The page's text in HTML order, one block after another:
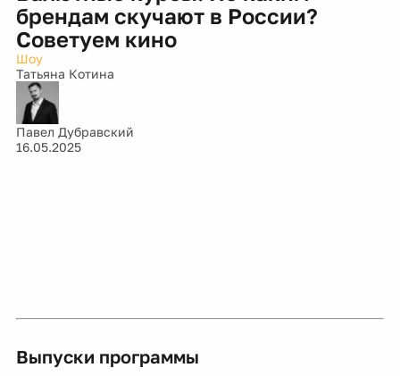
брендам скучают в России?
Советуем кино
Шоу
Татьяна Котина
Павел Дубравский
16.05.2025
Выпуски программы